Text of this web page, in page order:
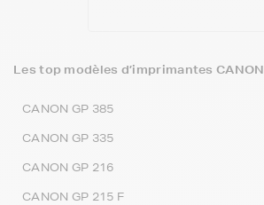
Les top modèles d’imprimantes CANON
CANON GP 385
CANON GP 335
CANON GP 216
CANON GP 215 F